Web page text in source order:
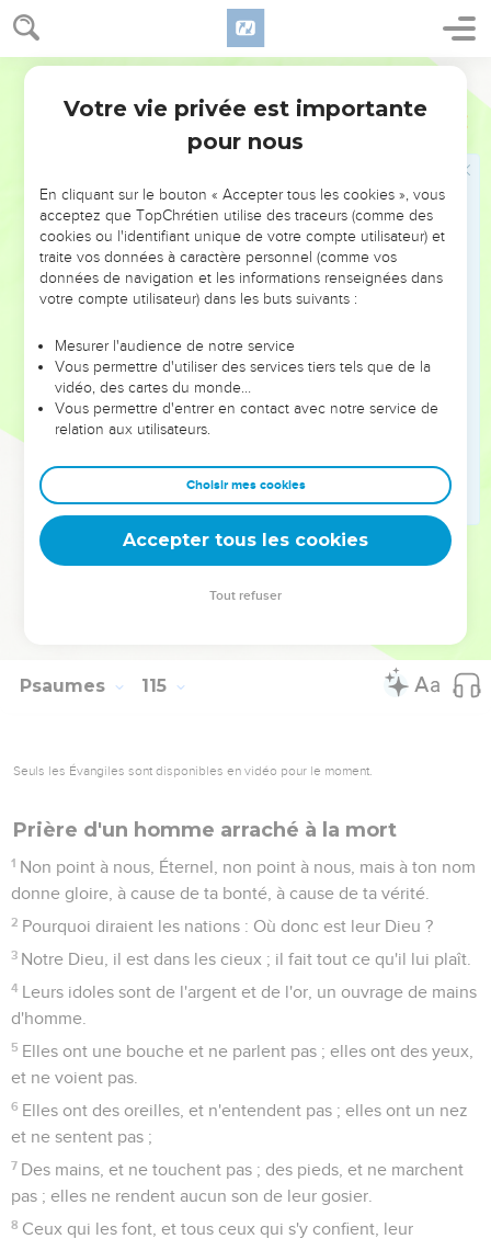
de plusieurs enfants et joyeuse. Louez l'Éternel !
Psaumes 114
Seuls les Évangiles sont disponibles en vidéo pour le moment.
A Dieu seul la gloire!
Quand Israël sortit d'Égypte, et la maison de Jacob de chez
le peuple barbare,
Juda fut le sanctuaire de Dieu, Israël devint son empire.
La mer le vit et s'enfuit ; le Jourdain retourna en arrière.
Les montagnes bondirent comme des béliers, et les
collines comme des agneaux.
Qu'avais-tu, ô mer, pour t'enfuir ? Et toi, Jourdain, pour
retourner en arrière ?
Vous, montagnes, pour bondir comme des béliers, et vous,
collines, comme des agneaux ?
Terre, tremble devant la face du Seigneur, devant la face
Psaumes 115
Seuls les Évangiles sont disponibles en vidéo pour le moment.
Prière d'un homme arraché à la mort
1 Non point à nous, Éternel, non point à nous, mais à ton nom
donne gloire, à cause de ta bonté, à cause de ta vérité.
2 Pourquoi diraient les nations : Où donc est leur Dieu ?
3 Notre Dieu, il est dans les cieux ; il fait tout ce qu'il lui plaît.
4 Leurs idoles sont de l'argent et de l'or, un ouvrage de mains
d'homme.
5 Elles ont une bouche et ne parlent pas ; elles ont des yeux,
et ne voient pas.
6 Elles ont des oreilles, et n'entendent pas ; elles ont un nez
et ne sentent pas ;
7 Des mains, et ne touchent pas ; des pieds, et ne marchent
pas ; elles ne rendent aucun son de leur gosier.
8 Ceux qui les font, et tous ceux qui s'y confient, leur
Votre vie privée est importante
pour nous
En cliquant sur le bouton « Accepter tous les cookies », vous
acceptez que TopChrétien utilise des traceurs (comme des
cookies ou l'identifiant unique de votre compte utilisateur) et
traite vos données à caractère personnel (comme vos
données de navigation et les informations renseignées dans
votre compte utilisateur) dans les buts suivants :
Mesurer l'audience de notre service
Vous permettre d'utiliser des services tiers tels que de la
vidéo, des cartes du monde…
Vous permettre d'entrer en contact avec notre service de
relation aux utilisateurs.
Choisir mes cookies
Accepter tous les cookies
Tout refuser